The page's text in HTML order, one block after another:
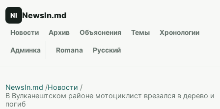
NI NewsIn.md
Новости Архив Объяснения Темы Хронологии
Админка Romana Русский
NewsIn.md /Новости /
В Вулканештском районе мотоциклист врезался в дерево и
погиб